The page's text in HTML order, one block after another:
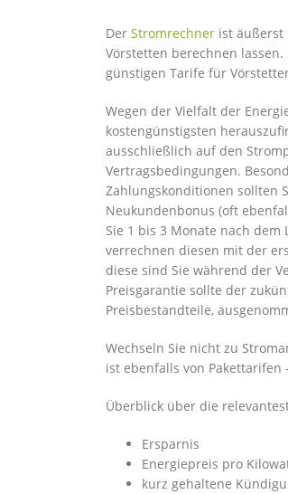
Der Stromrechner ist äußerst
Vörstetten berechnen
günstigen Tarife für
Wegen der Vielfalt der
kostengünstigsten
ausschließlich auf den
Vertragsbedingungen.
Zahlungskonditionen sollten
Neukundenbonus (oft
Sie 1 bis 3 Monate nach
verrechnen diesen mit der
diese sind Sie während der
Preisgarantie sollte der
Preisbestandteile,
Wechseln Sie nicht zu
ist ebenfalls von Pakettarifen
Überblick über die
Ersparnis
Energiepreis pro
kurz gehaltene